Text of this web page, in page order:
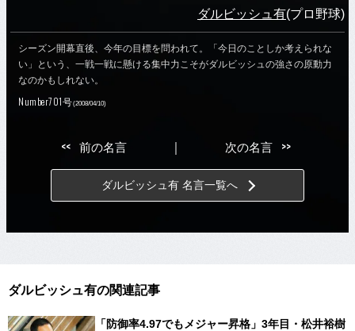
ダルビッシュ有(プロ野球)
シーズン開幕直後、今年の目標を問われて。「今日のことしか考えられな
い」という、一戦一戦に懸ける集中力こそがダルビッシュの強さの原動力
なのかもしれない。
Number701号(2008/04/10)
<< 前の名言 次の名言 >>
ダルビッシュ有 名言一覧へ
ダルビッシュ有の関連記事
「防御率4.97でもメジャー昇格」3年目・松井裕樹